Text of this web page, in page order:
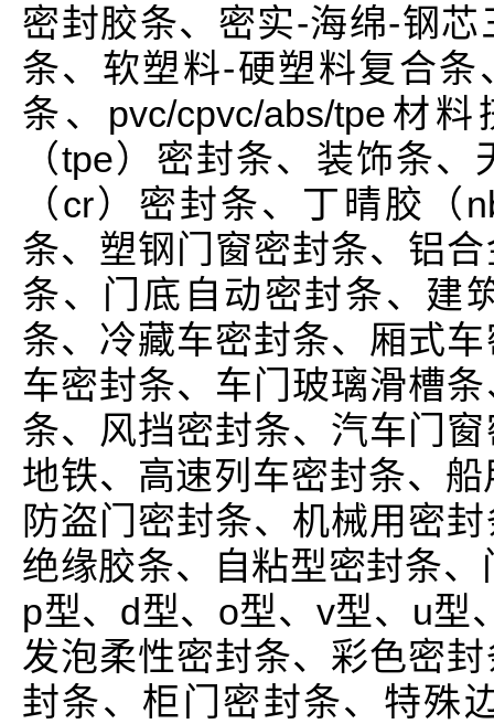
密封胶条、密实-海绵-钢
条、软塑料-硬塑料复合
条、pvc/cpvc/abs/tpe材
（tpe）密封条、装饰条
（cr）密封条、丁晴胶（
条、塑钢门窗密封条、铝
条、门底自动密封条、建
条、冷藏车密封条、厢式
车密封条、车门玻璃滑槽
条、风挡密封条、汽车门
地铁、高速列车密封条、
防盗门密封条、机械用密
绝缘胶条、自粘型密封条
p型、d型、o型、v型、u型
发泡柔性密封条、彩色密
封条、柜门密封条、特殊